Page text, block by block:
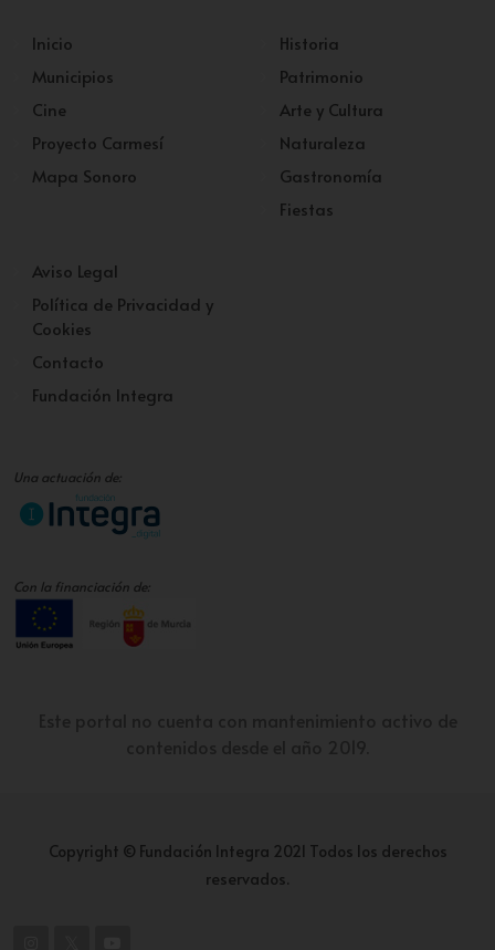
Inicio
Municipios
Cine
Proyecto Carmesí
Mapa Sonoro
Historia
Patrimonio
Arte y Cultura
Naturaleza
Gastronomía
Fiestas
Aviso Legal
Política de Privacidad y
Cookies
Contacto
Fundación Integra
Una actuación de:
Con la financiación de:
Copyright © Fundación Integra 2021 Todos los derechos
reservados.